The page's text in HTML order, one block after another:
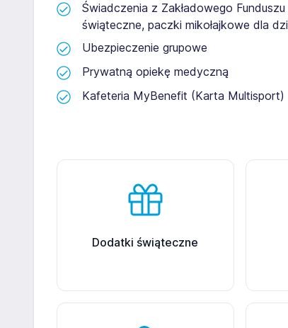
Świadczenia z Zakładowego
świąteczne, paczki mikołajkowe dla
Ubezpieczenie grupowe
Prywatną opiekę medyczną
Kafeteria MyBenefit (Karta Multisport)
Dodatki świąteczne